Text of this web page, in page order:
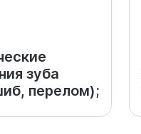
зуба
перелом);